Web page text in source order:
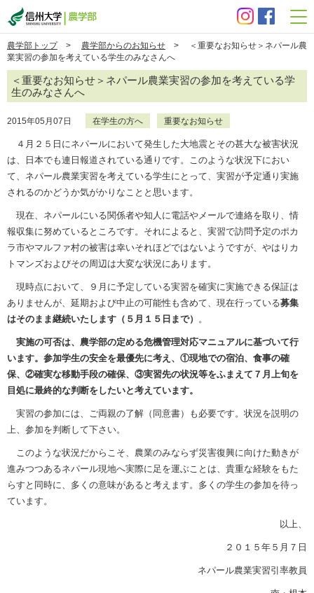
農学部トップ> 農学部からのお知らせ > ＜重要なお知らせ＞ネパール農
業実習の参加を考えている学生のみなさんへ
＜重要なお知らせ＞ネパール農業実習の参加を考えている学
生のみなさんへ
2015年05月07日 在学生の方へ 重要なお知らせ
４月２５日にネパールにおいて発生した大地震とその甚大な被害状況
は、日本でも連日報道されている通りです。このような状況下におい
て、ネパール農業実習を考えている学生にとって、実習が予定通り実施
されるのかどうか気がかりなことと思います。
現在、ネパールにいる関係者や知人に電話やメールで連絡を取り、情
報収集に努めているところです。それによると、実習で訪問予定のポカ
ラ市やマルファ村の被害は幸いそれほどではないようですが、やはりカ
トマンズおよびその周辺は大変な状況にあります。
現時点において、９月に予定している実習を確実に実施できる保証は
ありませんが、延期および中止の可能性も含めて、現在行っている募集
はそのまま継続いたします（５月１５日まで） 。
実施の可否は、農学部の定める危機管理対応マニュアルに基づいて行
います。参加学生の安全を最優先に考え、①現地での宿泊、食事の確
保、②確実な移動手段の確保、③実習先の状況等をふまえて７月上旬を
目処に最終的な判断をしたいと考えています。
実習の参加には、ご両親の了解（同意書）も必要です。状況を説明の
上、参加を判断して下さい。
このような状況だからこそ、農業のみならず災害復興に向けた動きが
進みつつあるネパール現地へ実際に足を運ぶことは、貴重な経験をもた
らすと同時に、多くの意味があると考えます。多くの学生の参加を待っ
ています。
以上、
２０１５年５月７日
ネパール農業実習引率教員